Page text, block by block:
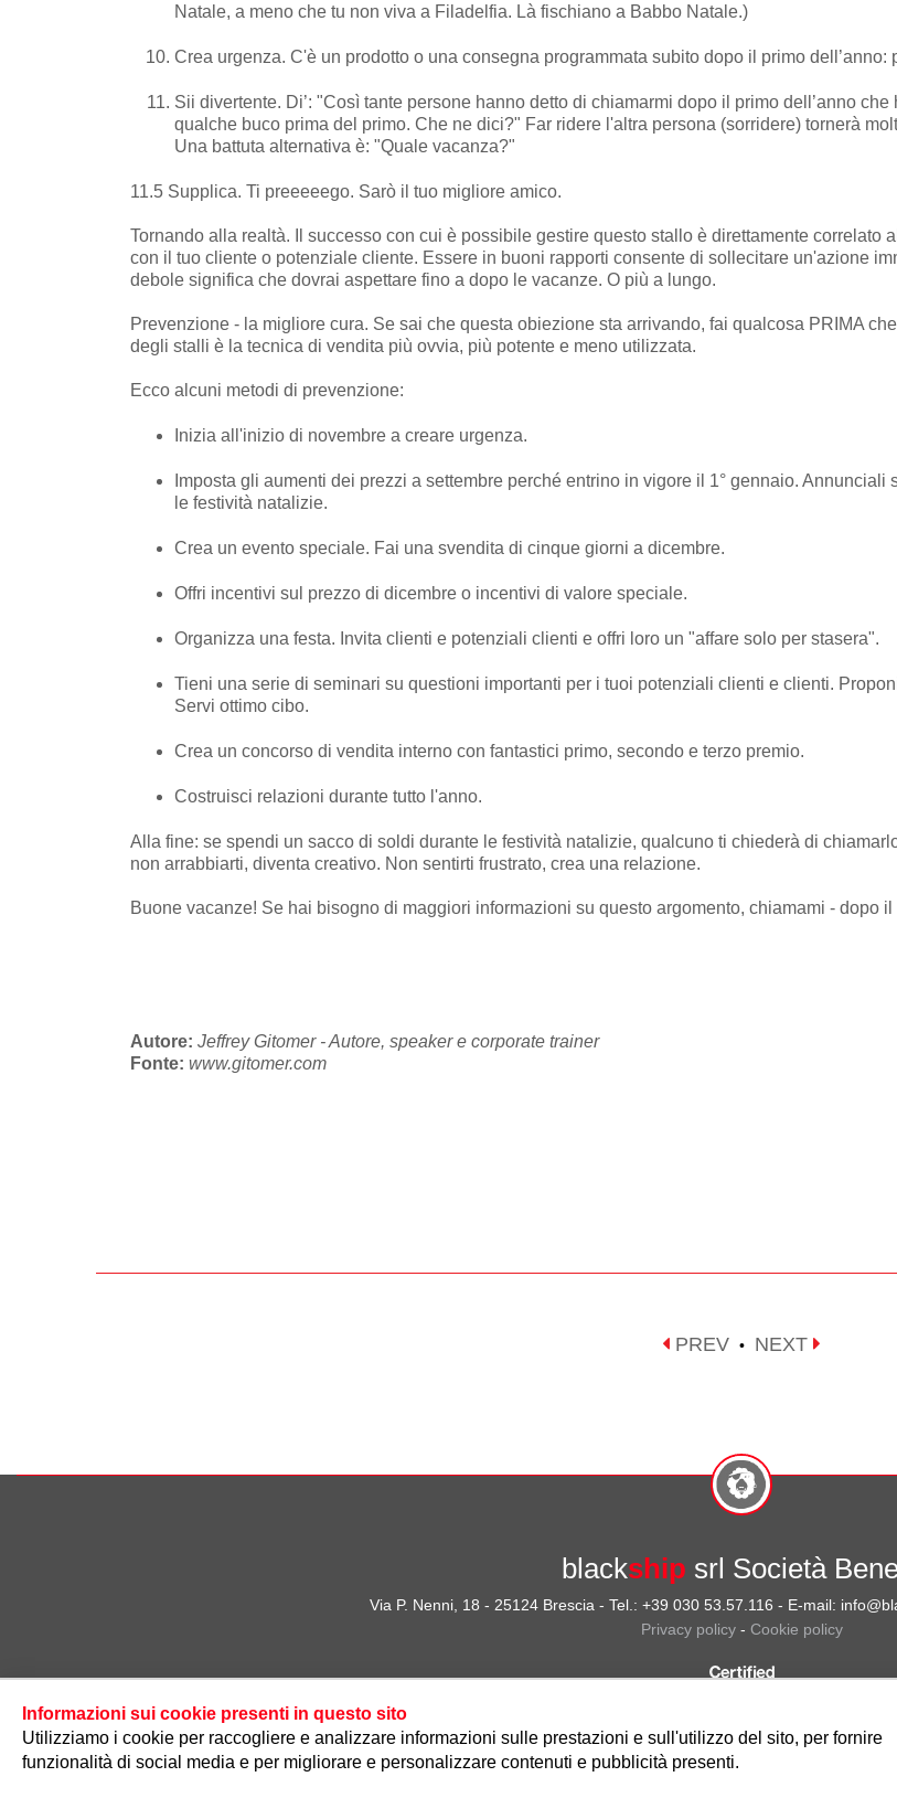
Natale, a meno che tu non viva a Filadelfia. Là fischiano a Babbo Natale.)
Crea urgenza. C'è un prodotto o una consegna programmata subito dopo il primo dell’anno:
Sii divertente. Di’: "Così tante persone hanno detto di chiamarmi dopo il primo dell’anno
qualche buco prima del primo. Che ne dici?" Far ridere l'altra persona (sorridere) tornerà
Una battuta alternativa è: "Quale vacanza?"
11.5 Supplica. Ti preeeeego. Sarò il tuo migliore amico.
Tornando alla realtà. Il successo con cui è possibile gestire questo stallo è direttamente correlato
con il tuo cliente o potenziale cliente. Essere in buoni rapporti consente di sollecitare un'azione
debole significa che dovrai aspettare fino a dopo le vacanze. O più a lungo.
Prevenzione - la migliore cura. Se sai che questa obiezione sta arrivando, fai qualcosa PRIMA
degli stalli è la tecnica di vendita più ovvia, più potente e meno utilizzata.
Ecco alcuni metodi di prevenzione:
Inizia all'inizio di novembre a creare urgenza.
Imposta gli aumenti dei prezzi a settembre perché entrino in vigore il 1° gennaio.
le festività natalizie.
Crea un evento speciale. Fai una svendita di cinque giorni a dicembre.
Offri incentivi sul prezzo di dicembre o incentivi di valore speciale.
Organizza una festa. Invita clienti e potenziali clienti e offri loro un "affare solo per stasera".
Tieni una serie di seminari su questioni importanti per i tuoi potenziali clienti e clienti.
Servi ottimo cibo.
Crea un concorso di vendita interno con fantastici primo, secondo e terzo premio.
Costruisci relazioni durante tutto l'anno.
Alla fine: se spendi un sacco di soldi durante le festività natalizie, qualcuno ti chiederà di
non arrabbiarti, diventa creativo. Non sentirti frustrato, crea una relazione.
Buone vacanze! Se hai bisogno di maggiori informazioni su questo argomento, chiamami - dopo
Autore: Jeffrey Gitomer - Autore, speaker e corporate trainer
Fonte: www.gitomer.com
PREV • NEXT
blackship srl Società
Via P. Nenni, 18 - 25124 Brescia - Tel.: +39 030 53.57.116 - E-mail:
Privacy policy- Cookie policy
Informazioni sui cookie presenti in questo sito
Utilizziamo i cookie per raccogliere e analizzare informazioni sulle prestazioni e sull'utilizzo del sito, per fornire
funzionalità di social media e per migliorare e personalizzare contenuti e pubblicità presenti.